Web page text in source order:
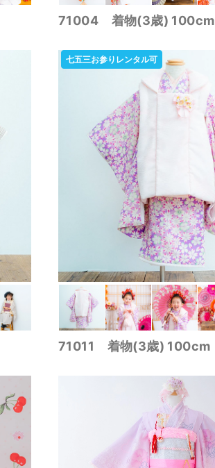
71004 着物(3歳) 100cm
七五三お参りレンタル可
71011 着物(3歳) 100cm